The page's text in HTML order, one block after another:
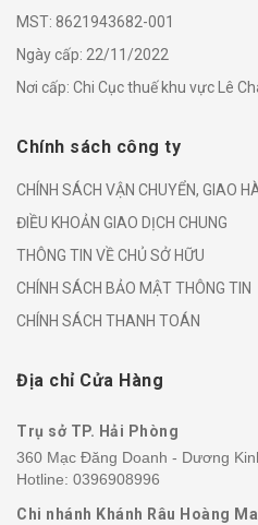
MST: 8621943682-001
Ngày cấp: 22/11/2022
Nơi cấp: Chi Cục thuế khu vực Lê
Chính sách công ty
CHÍNH SÁCH VẬN CHUYỂN, GIAO
ĐIỀU KHOẢN GIAO DỊCH CHUNG
THÔNG TIN VỀ CHỦ SỞ HỮU
CHÍNH SÁCH BẢO MẬT THÔNG TIN
CHÍNH SÁCH THANH TOÁN
Địa chỉ Cửa Hàng
Trụ sở TP. Hải Phòng
360 Mạc Đăng Doanh - Dương
Hotline: 0396908996
Chi nhánh Khánh Râu Hoàng